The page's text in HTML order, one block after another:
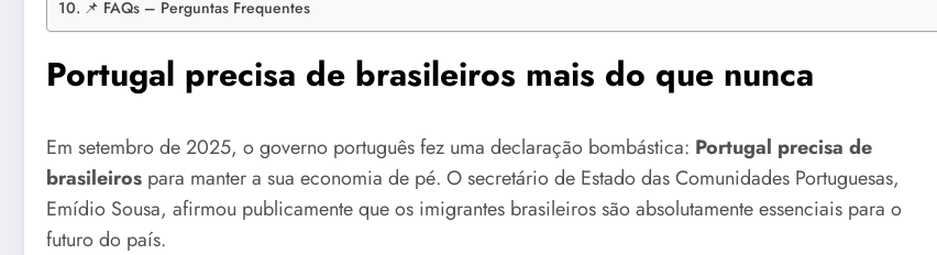
📌 FAQs – Perguntas Frequentes
Portugal precisa de brasileiros mais do que nunca
Em setembro de 2025, o governo português fez uma declaração bombástica: Portugal precisa de
brasileiros para manter a sua economia de pé. O secretário de Estado das Comunidades Portuguesas,
Emídio Sousa, afirmou publicamente que os imigrantes brasileiros são absolutamente essenciais para o
futuro do país.